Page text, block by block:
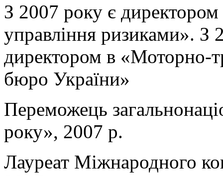
З 2007 року є
управління ризиками». З
директором в «Моторно-
бюро України»
Переможець
року», 2007 р.
Лауреат Міжнародного